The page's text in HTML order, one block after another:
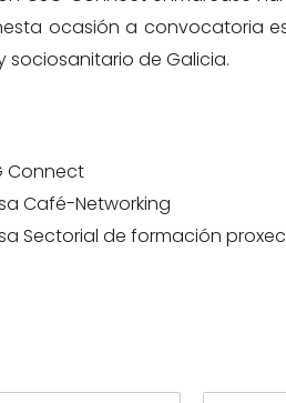
ocasión a
sociosanitario de Galicia.
Connect
Café-Networking
Sectorial de formación